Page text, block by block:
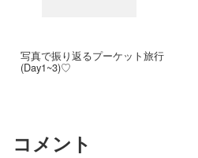
写真で振り返るプーケット旅行
(Day1~3)♡
コメント